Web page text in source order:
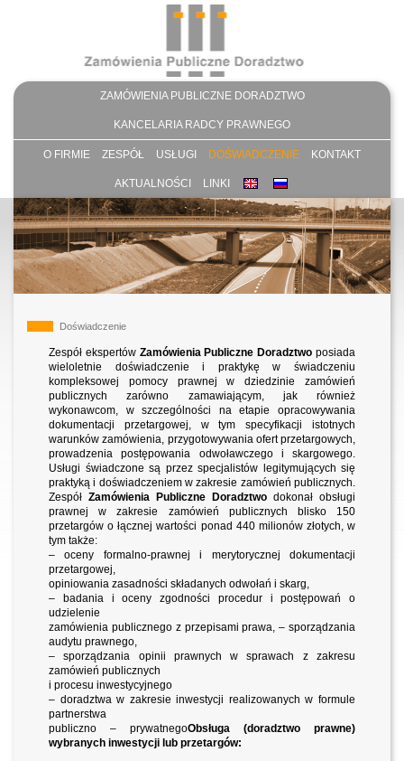
ZAMÓWIENIA PUBLICZNE DORADZTWO
KANCELARIA RADCY PRAWNEGO
O FIRMIE ZESPÓŁ USŁUGI DOŚWIADCZENIE KONTAKT
AKTUALNOŚCI LINKI
Doświadczenie
Zespół ekspertów Zamówienia Publiczne Doradztwo posiada
wieloletnie doświadczenie i praktykę w świadczeniu
kompleksowej pomocy prawnej w dziedzinie zamówień
publicznych zarówno zamawiającym, jak również
wykonawcom, w szczególności na etapie opracowywania
dokumentacji przetargowej, w tym specyfikacji istotnych
warunków zamówienia, przygotowywania ofert przetargowych,
prowadzenia postępowania odwoławczego i skargowego.
Usługi świadczone są przez specjalistów legitymujących się
praktyką i doświadczeniem w zakresie zamówień publicznych.
Zespół Zamówienia Publiczne Doradztwo dokonał obsługi
prawnej w zakresie zamówień publicznych blisko 150
przetargów o łącznej wartości ponad 440 milionów złotych, w
tym także:
– oceny formalno-prawnej i merytorycznej dokumentacji
przetargowej,
opiniowania zasadności składanych odwołań i skarg,
– badania i oceny zgodności procedur i postępowań o
udzielenie
zamówienia publicznego z przepisami prawa, – sporządzania
audytu prawnego,
– sporządzania opinii prawnych w sprawach z zakresu
zamówień publicznych
i procesu inwestycyjnego
– doradztwa w zakresie inwestycji realizowanych w formule
partnerstwa
publiczno – prywatnegoObsługa (doradztwo prawne)
wybranych inwestycji lub przetargów: